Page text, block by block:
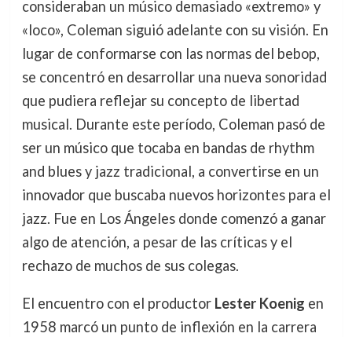
consideraban un músico demasiado «extremo» y
«loco», Coleman siguió adelante con su visión. En
lugar de conformarse con las normas del bebop,
se concentró en desarrollar una nueva sonoridad
que pudiera reflejar su concepto de libertad
musical. Durante este período, Coleman pasó de
ser un músico que tocaba en bandas de rhythm
and blues y jazz tradicional, a convertirse en un
innovador que buscaba nuevos horizontes para el
jazz. Fue en Los Ángeles donde comenzó a ganar
algo de atención, a pesar de las críticas y el
rechazo de muchos de sus colegas.
El encuentro con el productor Lester Koenig en
1958 marcó un punto de inflexión en la carrera